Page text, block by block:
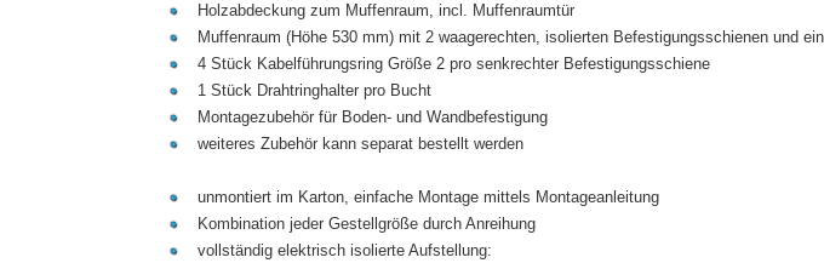
Holzabdeckung zum Muffenraum, incl. Muffenraumtür
Muffenraum (Höhe 530 mm) mit 2 waagerechten, isolierten Befestigungsschienen und
4 Stück Kabelführungsring Größe 2 pro senkrechter Befestigungsschiene
1 Stück Drahtringhalter pro Bucht
Montagezubehör für Boden- und Wandbefestigung
weiteres Zubehör kann separat bestellt werden
unmontiert im Karton, einfache Montage mittels Montageanleitung
Kombination jeder Gestellgröße durch Anreihung
vollständig elektrisch isolierte Aufstellung: